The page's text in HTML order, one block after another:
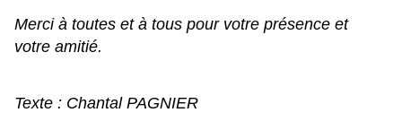
Merci à toutes et à tous pour votre présence et
votre amitié.
Texte : Chantal PAGNIER